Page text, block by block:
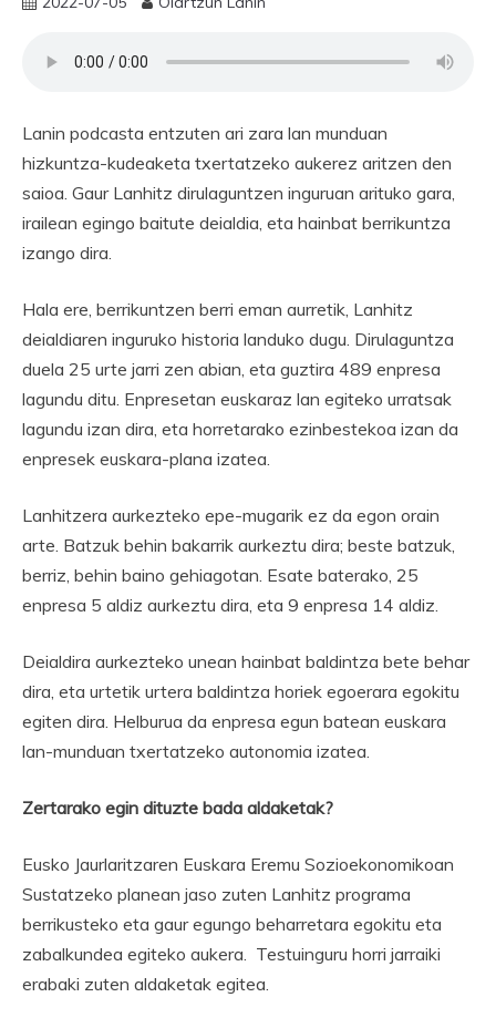
Lanin podcasta entzuten ari zara lan munduan
hizkuntza-kudeaketa txertatzeko aukerez aritzen den
saioa. Gaur Lanhitz dirulaguntzen inguruan arituko gara,
irailean egingo baitute deialdia, eta hainbat berrikuntza
izango dira.
Hala ere, berrikuntzen berri eman aurretik, Lanhitz
deialdiaren inguruko historia landuko dugu. Dirulaguntza
duela 25 urte jarri zen abian, eta guztira 489 enpresa
lagundu ditu. Enpresetan euskaraz lan egiteko urratsak
lagundu izan dira, eta horretarako ezinbestekoa izan da
enpresek euskara-plana izatea.
Lanhitzera aurkezteko epe-mugarik ez da egon orain
arte. Batzuk behin bakarrik aurkeztu dira; beste batzuk,
berriz, behin baino gehiagotan. Esate baterako, 25
enpresa 5 aldiz aurkeztu dira, eta 9 enpresa 14 aldiz.
Deialdira aurkezteko unean hainbat baldintza bete behar
dira, eta urtetik urtera baldintza horiek egoerara egokitu
egiten dira. Helburua da enpresa egun batean euskara
lan-munduan txertatzeko autonomia izatea.
Zertarako egin dituzte bada aldaketak?
Eusko Jaurlaritzaren Euskara Eremu Sozioekonomikoan
Sustatzeko planean jaso zuten Lanhitz programa
berrikusteko eta gaur egungo beharretara egokitu eta
zabalkundea egiteko aukera. Testuinguru horri jarraiki
erabaki zuten aldaketak egitea.